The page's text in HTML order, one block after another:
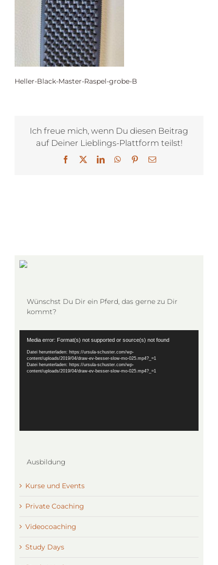
Heller-Black-Master-Raspel-grobe-B
Ich freue mich, wenn Du diesen Beitrag
auf Deiner Lieblings-Plattform teilst!
Facebook LinkedInWhatsApp
Pinterest
E-
Wünschst Du Dir ein Pferd, das gerne zu Dir
kommt?
Media error: Format(s) not supported or source(s) not found
Datei herunterladen: https://ursula-schuster.com/wp-
content/uploads/2019/04/draw-ev-besser-slow-mo-025.mp4?_=1
Datei herunterladen: https://ursula-schuster.com/wp-
content/uploads/2019/04/draw-ev-besser-slow-mo-025.mp4?_=1
Ausbildung
Kurse und Events
Private Coaching
Videocoaching
Study Days